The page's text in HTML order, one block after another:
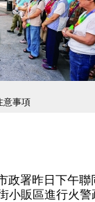
意事項
政署昨日下午聯
小販區進行火